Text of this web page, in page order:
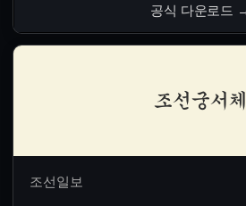
공식 다운로드
조선궁서체
조선일보